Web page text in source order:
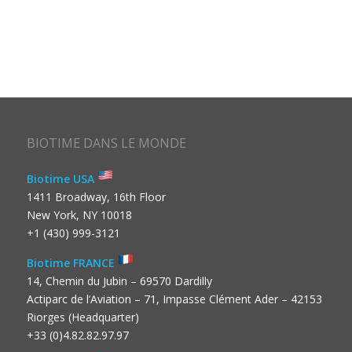
BIOTIME DANS LE MONDE
Biotime USA
1411 Broadway, 16th Floor
New York, NY 10018
+1 (430) 999-3121
Biotime FRANCE
14, Chemin du Jubin – 69570 Dardilly
Actiparc de l’Aviation – 71, Impasse Clément Ader – 42153
Riorges (Headquarter)
+33 (0)4.82.82.97.97